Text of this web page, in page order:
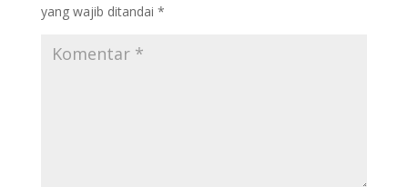
yang wajib ditandai *